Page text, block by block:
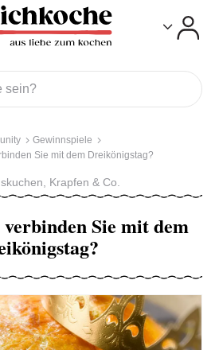
Gewinnspiele
Sie mit dem Dreikönigstag?
Krapfen & Co.
verbinden Sie mit dem